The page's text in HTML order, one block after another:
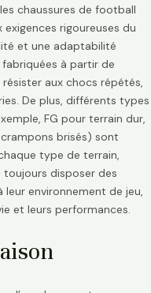
chaussures de football
rigoureuses du
et une adaptabilité
à partir de
aux chocs répétés,
De plus, différents types
FG pour terrain dur,
brisés) sont
type de terrain,
toujours disposer des
leur environnement de jeu,
et leurs performances.